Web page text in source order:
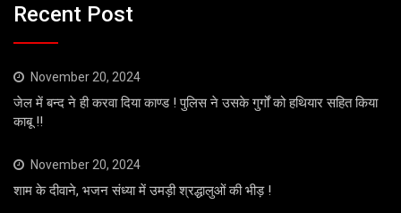
Recent Post
November 20, 2024
जेल में बन्द ने ही करवा दिया काण्ड ! पुलिस ने उसके गुर्गों को हथियार सहित किया
काबू !!
November 20, 2024
शाम के दीवाने, भजन संध्या में उमड़ी श्रद्धालुओं की भीड़ !